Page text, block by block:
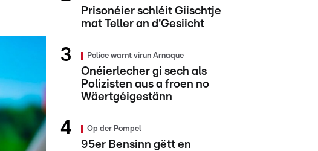
Prisonéier schléit Giischtje
mat Teller an d'Gesiicht
Police warnt virun Arnaque
Onéierlecher gi sech als
Polizisten aus a froen no
Wäertgéigestänn
Op der Pompel
95er Bensinn gëtt en